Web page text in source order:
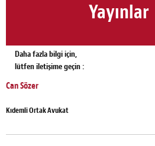
Yayınlar
Daha fazla bilgi için,
lütfen iletişime geçin :
Can Sözer
Kıdemli Ortak Avukat